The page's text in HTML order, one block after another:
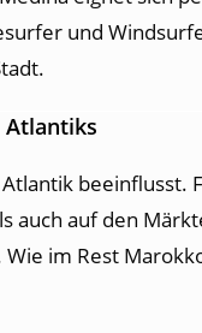
und
Atlantiks
auch auf den
im Rest